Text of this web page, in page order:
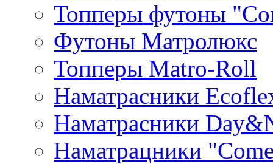
Топперы футоны
Футоны Матролюкс
Топперы Matro-Roll
Наматрасники
Наматрасники
Наматрацники